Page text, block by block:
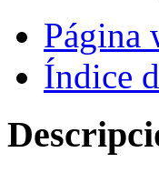
Página
Índice